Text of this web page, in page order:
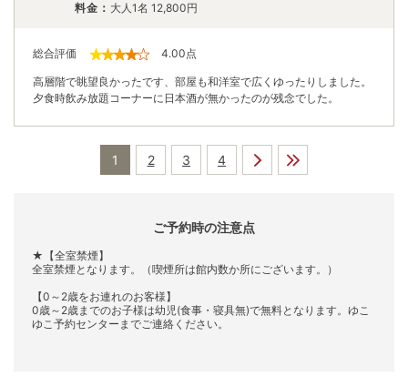
料金： 大人1名 12,800円
総合評価 4.00点
高層階で眺望良かったです、部屋も和洋室で広くゆったりしました。
夕食時飲み放題コーナーに日本酒が無かったのが残念でした。
1 2 3 4
ご予約時の注意点
★【全室禁煙】
全室禁煙となります。（喫煙所は館内数か所にございます。）
【0～2歳をお連れのお客様】
0歳～2歳までのお子様は幼児(食事・寝具無)で無料となります。ゆこ
ゆこ予約センターまでご連絡ください。